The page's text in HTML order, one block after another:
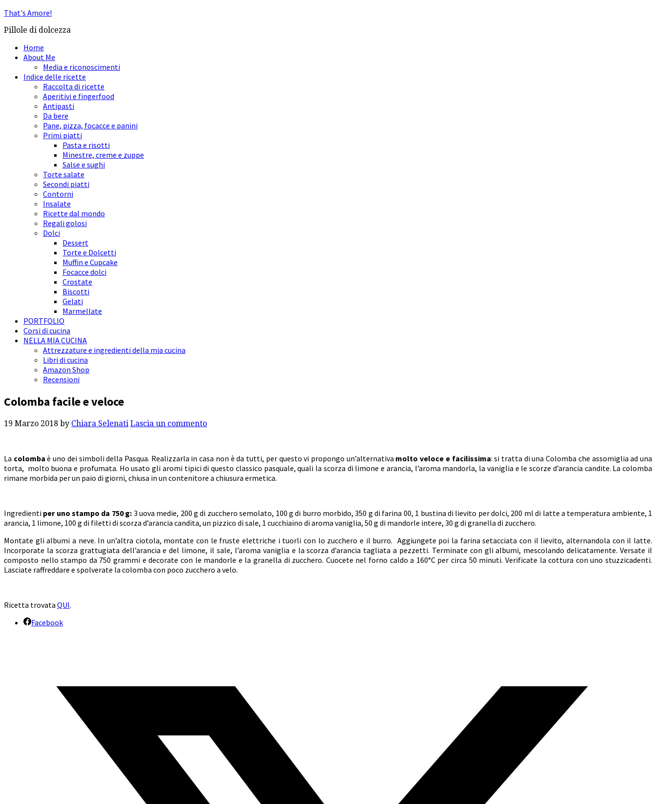
That's Amore!
Pillole di dolcezza
Home
About Me
Media e riconoscimenti
Indice delle ricette
Raccolta di ricette
Aperitivi e fingerfood
Antipasti
Da bere
Pane, pizza, focacce e panini
Primi piatti
Pasta e risotti
Minestre, creme e zuppe
Salse e sughi
Torte salate
Secondi piatti
Contorni
Insalate
Ricette dal mondo
Regali golosi
Dolci
Dessert
Torte e Dolcetti
Muffin e Cupcake
Focacce dolci
Crostate
Biscotti
Gelati
Marmellate
PORTFOLIO
Corsi di cucina
NELLA MIA CUCINA
Attrezzature e ingredienti della mia cucina
Libri di cucina
Amazon Shop
Recensioni
Colomba facile e veloce
19 Marzo 2018 by Chiara Selenati Lascia un commento
La colomba è uno dei simboli della Pasqua. Realizzarla in casa non è da tutti, per questo vi propongo un’alternativa molto veloce e facilissima: si tratta di una Colomba che assomiglia ad una
torta, molto buona e profumata. Ho usato gli aromi tipici di questo classico pasquale, quali la scorza di limone e arancia, l’aroma mandorla, la vaniglia e le scorze d’arancia candite. La colomba
rimane morbida per un paio di giorni, chiusa in un contenitore a chiusura ermetica.
Ingredienti per uno stampo da 750 g: 3 uova medie, 200 g di zucchero semolato, 100 g di burro morbido, 350 g di farina 00, 1 bustina di lievito per dolci, 200 ml di latte a temperatura ambiente, 1
arancia, 1 limone, 100 g di filetti di scorza d’arancia candita, un pizzico di sale, 1 cucchiaino di aroma vaniglia, 50 g di mandorle intere, 30 g di granella di zucchero.
Montate gli albumi a neve. In un’altra ciotola, montate con le fruste elettriche i tuorli con lo zucchero e il burro. Aggiungete poi la farina setacciata con il lievito, alternandola con il latte.
Incorporate la scorza grattugiata dell’arancia e del limone, il sale, l’aroma vaniglia e la scorza d’arancia tagliata a pezzetti. Terminate con gli albumi, mescolando delicatamente. Versate il
composto nello stampo da 750 grammi e decorate con le mandorle e la granella di zucchero. Cuocete nel forno caldo a 160°C per circa 50 minuti. Verificate la cottura con uno stuzzicadenti.
Lasciate raffreddare e spolverate la colomba con poco zucchero a velo.
Ricetta trovata QUI.
Facebook